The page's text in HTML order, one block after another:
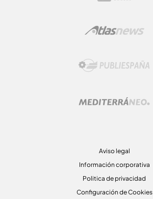
Aviso legal
Información corporativa
Politica de privacidad
Configuración de Cookies